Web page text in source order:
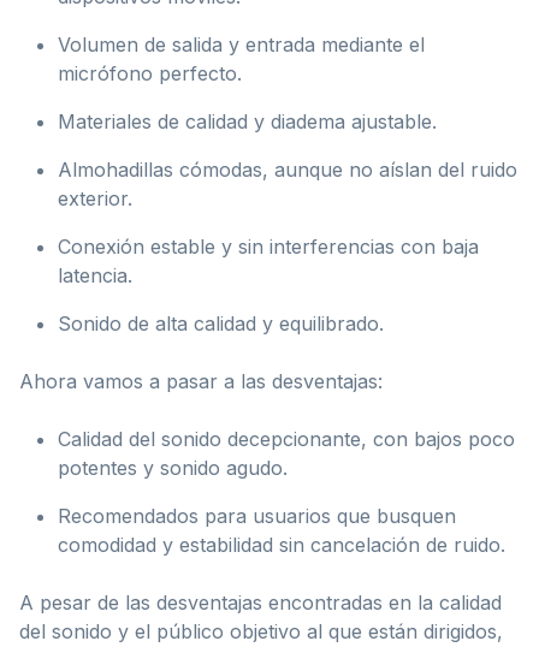
Volumen de salida y entrada mediante el
micrófono perfecto.
Materiales de calidad y diadema ajustable.
Almohadillas cómodas, aunque no aíslan del ruido
exterior.
Conexión estable y sin interferencias con baja
latencia.
Sonido de alta calidad y equilibrado.
Ahora vamos a pasar a las desventajas:
Calidad del sonido decepcionante, con bajos poco
potentes y sonido agudo.
Recomendados para usuarios que busquen
comodidad y estabilidad sin cancelación de ruido.
A pesar de las desventajas encontradas en la calidad
del sonido y el público objetivo al que están dirigidos,